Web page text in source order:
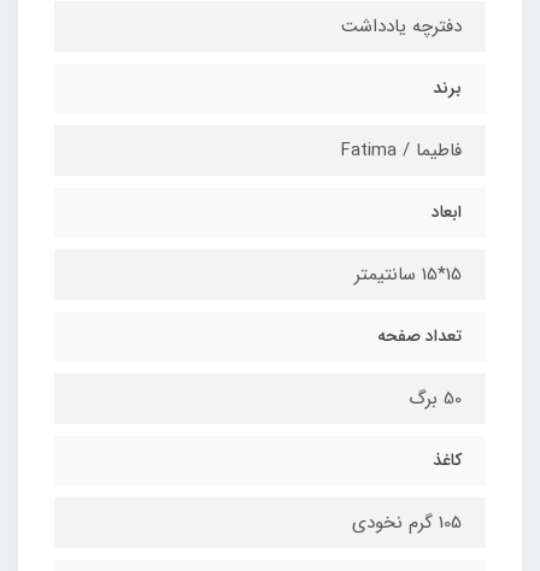
دفترچه یادداشت
برند
فاطیما / Fatima
ابعاد
15*15 سانتیمتر
تعداد صفحه
50 برگ
کاغذ
105 گرم نخودی